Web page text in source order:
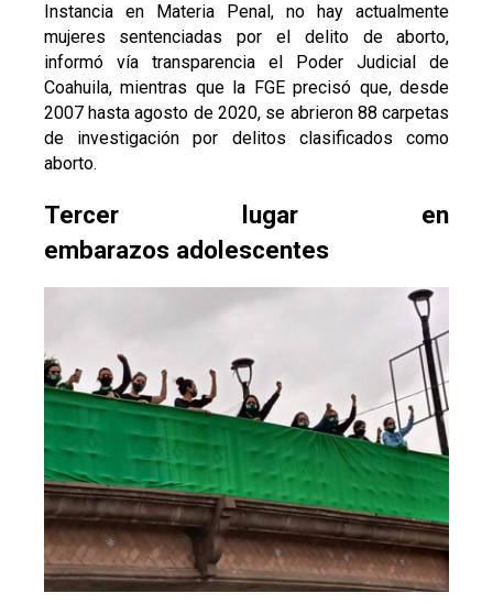
Instancia en Materia Penal, no hay actualmente
mujeres sentenciadas por el delito de aborto,
informó vía transparencia el Poder Judicial de
Coahuila, mientras que la FGE precisó que, desde
2007 hasta agosto de 2020, se abrieron 88 carpetas
de investigación por delitos clasificados como
aborto.
Tercer lugar en
embarazos adolescentes